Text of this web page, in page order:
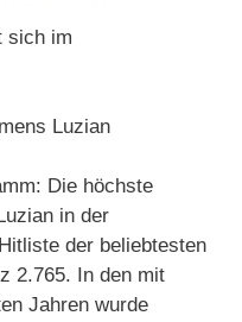
sich im
Die höchste
in der
der beliebtesten
2.765. In den mit
Jahren wurde